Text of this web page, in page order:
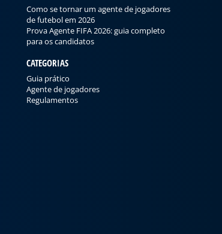
Como se tornar um agente de jogadores
de futebol em 2026
Prova Agente FIFA 2026: guia completo
para os candidatos
CATEGORIAS
Guia prático
Agente de jogadores
Regulamentos